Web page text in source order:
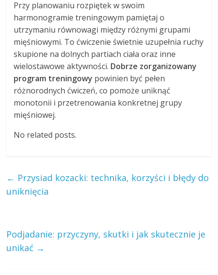
Przy planowaniu rozpiętek w swoim
harmonogramie treningowym pamiętaj o
utrzymaniu równowagi między różnymi grupami
mięśniowymi. To ćwiczenie świetnie uzupełnia ruchy
skupione na dolnych partiach ciała oraz inne
wielostawowe aktywności. Dobrze zorganizowany
program treningowy powinien być pełen
różnorodnych ćwiczeń, co pomoże uniknąć
monotonii i przetrenowania konkretnej grupy
mięśniowej.
No related posts.
← Przysiad kozacki: technika, korzyści i błędy do
uniknięcia
Podjadanie: przyczyny, skutki i jak skutecznie je
unikać →